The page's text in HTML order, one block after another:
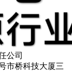
公司
市桥科技大厦三